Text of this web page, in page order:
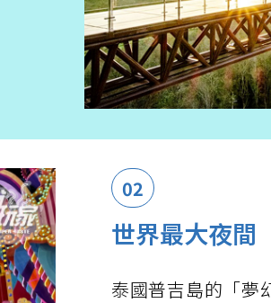
02
世界最大夜間
泰國普吉島的「夢